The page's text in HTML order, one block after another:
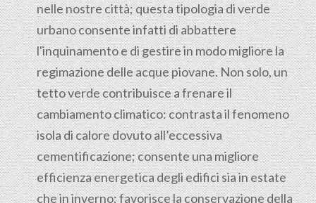
nelle nostre città; questa tipologia di verde
urbano consente infatti di abbattere
l'inquinamento e di gestire in modo migliore la
regimazione delle acque piovane. Non solo, un
tetto verde contribuisce a frenare il
cambiamento climatico: contrasta il fenomeno
isola di calore dovuto all’eccessiva
cementificazione; consente una migliore
efficienza energetica degli edifici sia in estate
che in inverno; favorisce la conservazione della